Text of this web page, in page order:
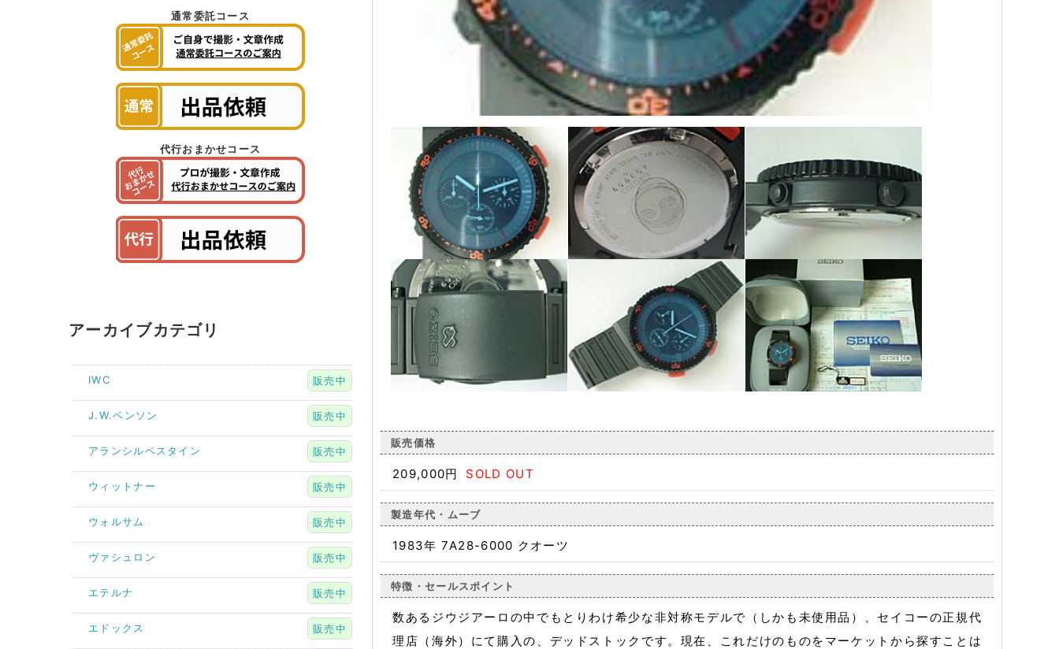
販売価格
209,000円 SOLD OUT
製造年代・ムーブ
1983年 7A28-6000 クオーツ
特徴・セールスポイント
数あるジウジアーロの中でもとりわけ希少な非対称モデルで（しかも未使用品）、セイコーの正規代
理店（海外）にて購入の、デッドストックです。現在、これだけのものをマーケットから探すことは
通常委託コース
代行おまかせコース
アーカイブカテゴリ
IWC 販売中
J.W.ベンソン 販売中
アランシルベスタイン 販売中
ウィットナー 販売中
ウォルサム 販売中
ヴァシュロン 販売中
エテルナ 販売中
エドックス 販売中